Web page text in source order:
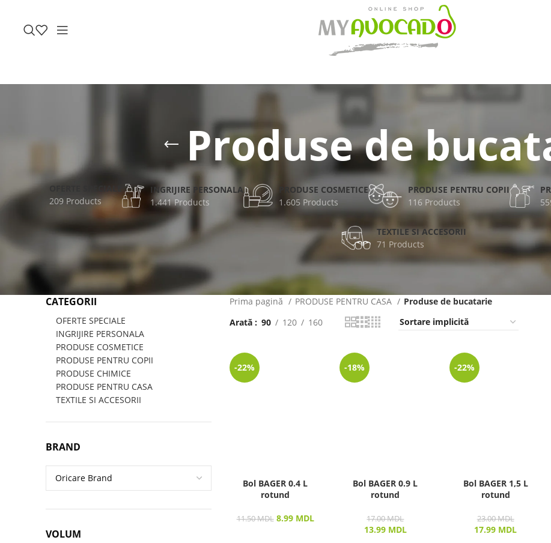
Produse de
OFERTE SPECIALE
209 Products
INGRIJIRE PERSONALA
1.441 Products
PRODUSE COSMETICE
1.605 Products
PRODUSE PENTRU COPII
116 Products
TEXTILE SI ACCESORII
71 Products
CATEGORII
OFERTE SPECIALE
INGRIJIRE PERSONALA
PRODUSE COSMETICE
PRODUSE PENTRU COPII
PRODUSE CHIMICE
PRODUSE PENTRU CASA
TEXTILE SI ACCESORII
BRAND
VOLUM
Prima pagină PRODUSE PENTRU CASA
Produse de bucatarie
Arată
90 120 160
-22%
Bol BAGER 0.4 L
rotund
11.50MDL 8.99 MDL
-18%
Bol BAGER 0.9 L
rotund
17.00MDL
13.99 MDL
-22%
Bol BAGER 1,5 L
rotund
23.00MDL
17.99 MDL